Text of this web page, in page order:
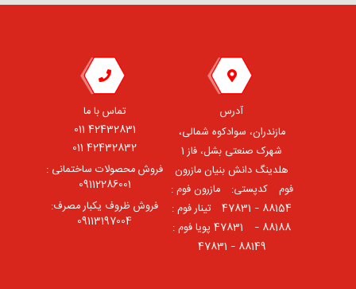
آدرس
مازندران، سوادکوه شمالی،
شهرک صنعتی بشل، فاز 1
هلدینگ دانش بنیان مازرون
فوم ⠀کدپستی: ⠀مازرون فوم :
88154 – 47831 ⠀تینار فوم :
88188 – 47831⠀ پویا فوم :
88149 – 47831
تماس با ما
42432831 011
42432832 011
فروش محصولات ساختمانی :
09112286001
فروش ظروف یکبار مصرف:
09113197004